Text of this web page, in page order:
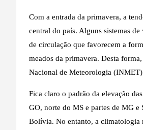
Com a entrada da primavera, a
central do país. Alguns sistemas
de circulação que favorecem a
meados da primavera. Desta
Nacional de Meteorologia
Fica claro o padrão da elevação
GO, norte do MS e partes de MG e
Bolívia. No entanto, a climatologia